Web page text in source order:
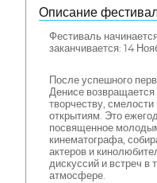
Описание
Фестиваль
заканчивается: 14
После успешного
Денисе
творчеству,
открытиям. Это
посвященное
кинематографа,
актеров и
дискуссий и встреч в
атмосфере.